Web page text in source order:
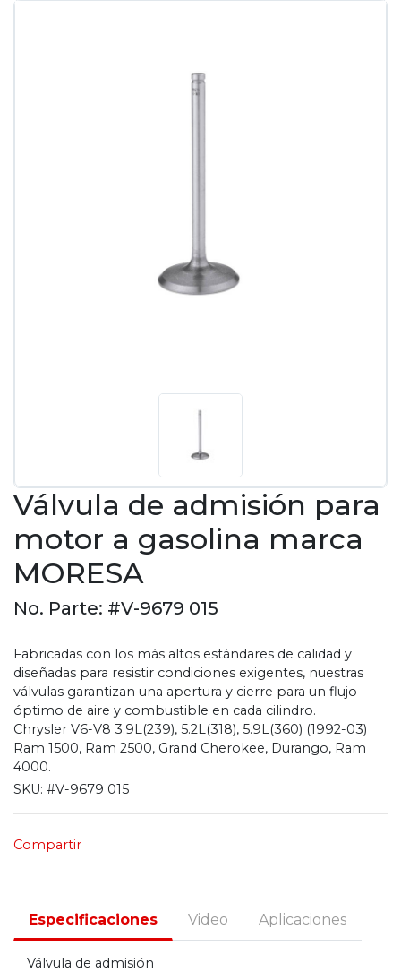
Válvula de admisión para
motor a gasolina marca
MORESA
No. Parte: #V-9679 015
Fabricadas con los más altos estándares de calidad y
diseñadas para resistir condiciones exigentes, nuestras
válvulas garantizan una apertura y cierre para un flujo
óptimo de aire y combustible en cada cilindro.
Chrysler V6-V8 3.9L(239), 5.2L(318), 5.9L(360) (1992-03)
Ram 1500, Ram 2500, Grand Cherokee, Durango, Ram
4000.
SKU: #V-9679 015
Compartir
Especificaciones Video Aplicaciones
Válvula de admisión